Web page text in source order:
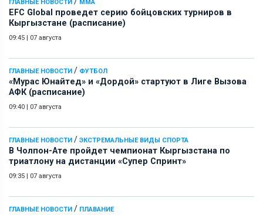
ГЛАВНЫЕ НОВОСТИ ММА
EFC Global проведет серию бойцовских турниров в
Кыргызстане (расписание)
09:45 | 07 августа
ГЛАВНЫЕ НОВОСТИ / ФУТБОЛ
«Мурас Юнайтед» и «Дордой» стартуют в Лиге Вызова
АФК (расписание)
09:40 | 07 августа
ГЛАВНЫЕ НОВОСТИ / ЭКСТРЕМАЛЬНЫЕ ВИДЫ СПОРТА
В Чолпон-Ате пройдет чемпионат Кыргызстана по
триатлону на дистанции «Супер Спринт»
09:35 | 07 августа
ГЛАВНЫЕ НОВОСТИ / ПЛАВАНИЕ